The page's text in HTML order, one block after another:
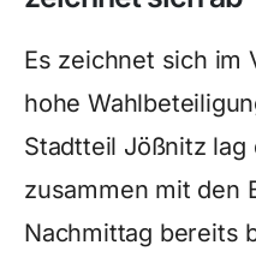
Es zeichnet sich im
hohe
Stadtteil Jößnitz lag
zusammen mit den
Nachmittag bereits